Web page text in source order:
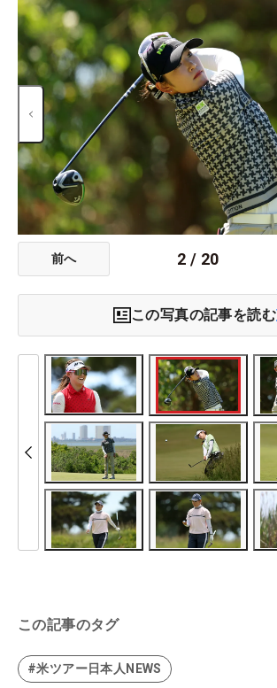
前へ 2 / 20
この写真の記事を読む
この記事のタグ
#米ツアー日本人NEWS